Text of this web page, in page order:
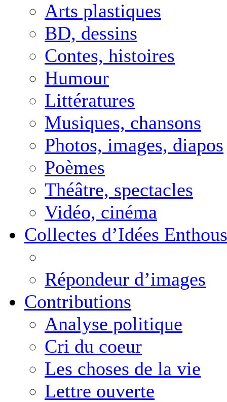
Arts plastiques
BD, dessins
Contes, histoires
Humour
Littératures
Musiques, chansons
Photos, images, diapos
Poèmes
Théâtre, spectacles
Vidéo, cinéma
Collectes d’Idées
Répondeur d’images
Contributions
Analyse politique
Cri du coeur
Les choses de la vie
Lettre ouverte